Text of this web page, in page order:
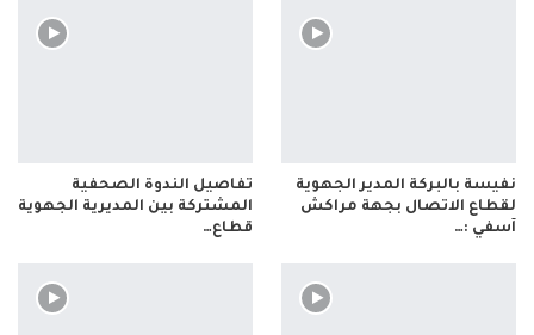
نفيسة بالبركة المدير الجهوية
لقطاع الاتصال بجهة مراكش
آسفي :…
تفاصيل الندوة الصحفية
المشتركة بين المديرية الجهوية
قطاع…